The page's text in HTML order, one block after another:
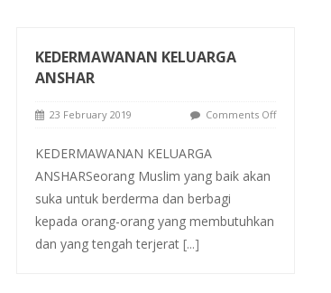
KEDERMAWANAN KELUARGA
ANSHAR
23 February 2019 Comments Off
KEDERMAWANAN KELUARGA
ANSHARSeorang Muslim yang baik akan
suka untuk berderma dan berbagi
kepada orang-orang yang membutuhkan
dan yang tengah terjerat [...]